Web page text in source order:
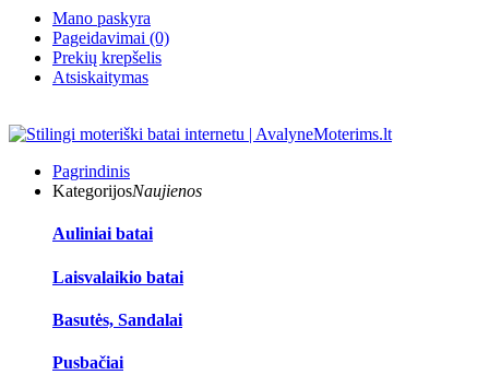
Mano paskyra
Pageidavimai (0)
Prekių krepšelis
Atsiskaitymas
Pagrindinis
KategorijosNaujienos
Auliniai batai
Laisvalaikio batai
Basutės, Sandalai
Pusbačiai